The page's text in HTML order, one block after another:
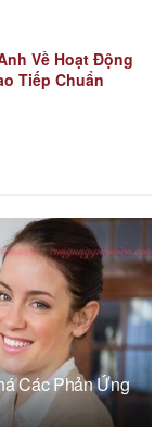
Về Hoạt Động
Tiếp Chuẩn
Các Phản Ứng